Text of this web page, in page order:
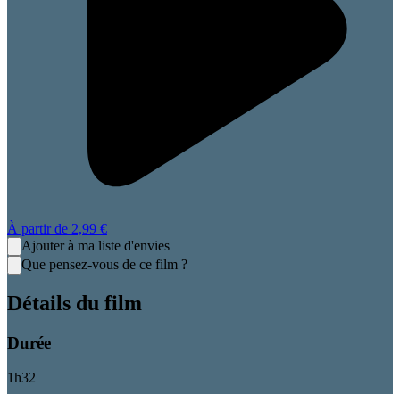
À partir de 2,99 €
Ajouter à ma liste d'envies
Que pensez-vous de ce film ?
Détails du film
Durée
1h32